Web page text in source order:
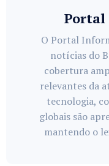
O Portal
notícias do
cobertura
relevantes da
tecnologia,
globais são
mantendo o